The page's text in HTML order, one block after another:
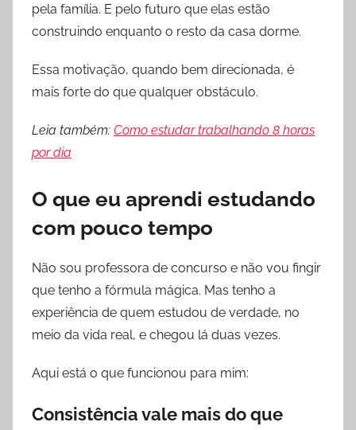
pela família. E pelo futuro que elas estão
construindo enquanto o resto da casa dorme.
Essa motivação, quando bem direcionada, é
mais forte do que qualquer obstáculo.
Leia também: Como estudar trabalhando 8 horas
por dia
O que eu aprendi estudando
com pouco tempo
Não sou professora de concurso e não vou fingir
que tenho a fórmula mágica. Mas tenho a
experiência de quem estudou de verdade, no
meio da vida real, e chegou lá duas vezes.
Aqui está o que funcionou para mim:
Consistência vale mais do que